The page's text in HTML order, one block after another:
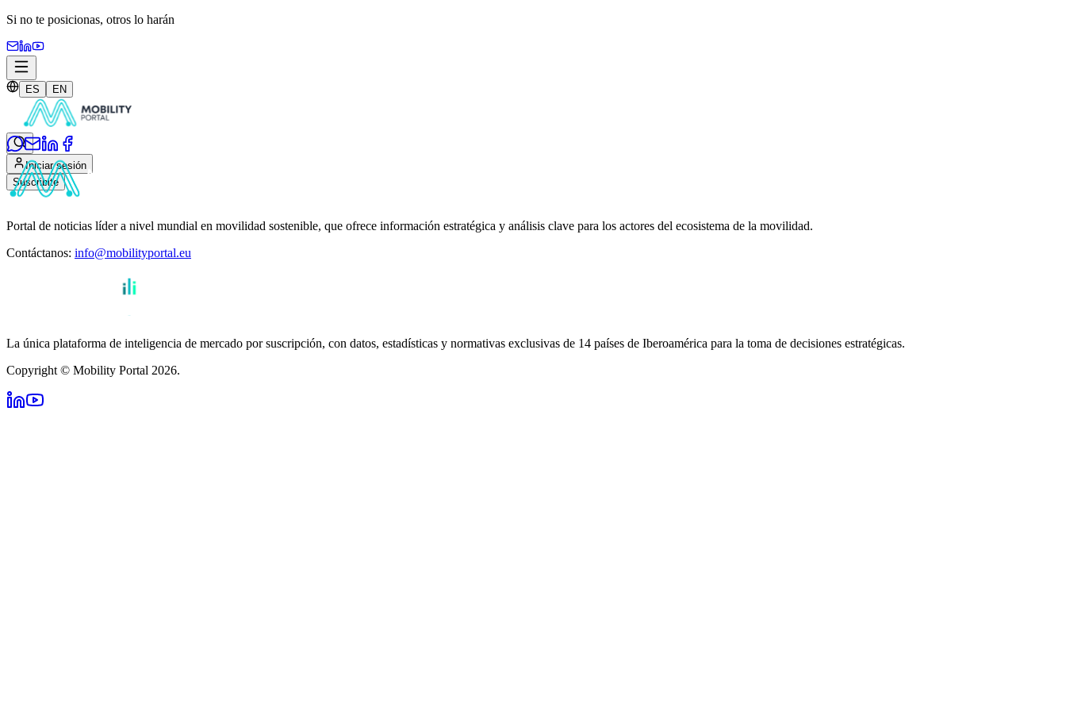
Si no te posicionas, otros lo harán
ES EN
Iniciar sesión
Suscribite
Portal de noticias líder a nivel mundial en movilidad sostenible, que ofrece información estratégica y análisis clave para los actores del ecosistema de la movilidad.
Contáctanos: info@mobilityportal.eu
La única plataforma de inteligencia de mercado por suscripción, con datos, estadísticas y normativas exclusivas de 14 países de Iberoamérica para la toma de decisiones estratégicas.
Copyright © Mobility Portal 2026.